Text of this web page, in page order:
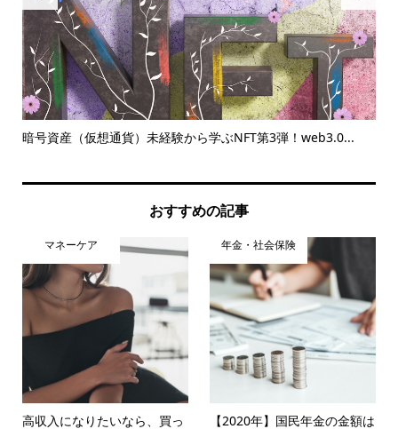
暗号資産（仮想通貨）未経験から学ぶNFT第3弾！web3.0...
おすすめの記事
マネーケア
高収入になりたいなら、買っ
年金・社会保険
【2020年】国民年金の金額は